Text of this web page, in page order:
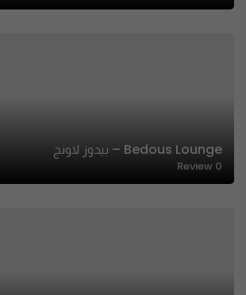
Bedous Lounge – بيدوز لاونج
0
Review